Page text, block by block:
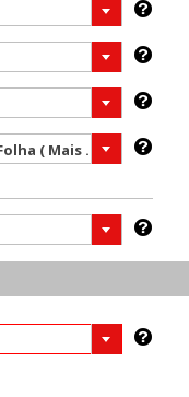
Recortados com Várias Unidades por Folha ( Mais vendido )